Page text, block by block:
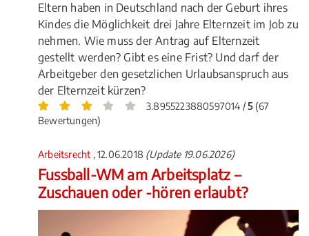
Eltern haben in Deutschland nach der Geburt ihres
Kindes die Möglichkeit drei Jahre Elternzeit im Job zu
nehmen. Wie muss der Antrag auf Elternzeit
gestellt werden? Gibt es eine Frist? Und darf der
Arbeitgeber den gesetzlichen Urlaubsanspruch aus
der Elternzeit kürzen?
3.8955223880597014 /5(67
Bewertungen)
Arbeitsrecht , 12.06.2018 (Update 19.06.2026)
Fussball-WM am Arbeitsplatz –
Zuschauen oder -hören erlaubt?